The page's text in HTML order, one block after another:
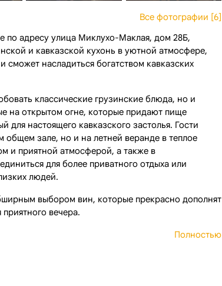
Все фотографии [6]
по адресу улица Миклухо-Маклая, дом 28Б,
и кавказской кухонь в уютной атмосфере,
насладиться богатством кавказских
классические грузинские блюда, но и
на открытом огне, которые придают пище
для настоящего кавказского застолья. Гости
общем зале, но и на летней веранде в теплое
и приятной атмосферой, а также в
для более приватного отдыха или
людей.
выбором вин, которые прекрасно дополнят
вечера.
Полностью